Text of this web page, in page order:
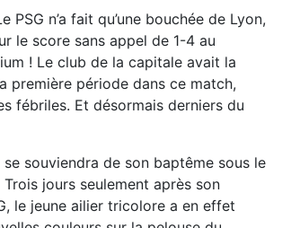
PSG n’a fait qu’une bouchée de Lyon,
le score sans appel de 1-4 au
! Le club de la capitale avait la
première période dans ce match,
fébriles. Et désormais derniers du
se souviendra de son baptême sous le
jours seulement après son
le jeune ailier tricolore a en effet